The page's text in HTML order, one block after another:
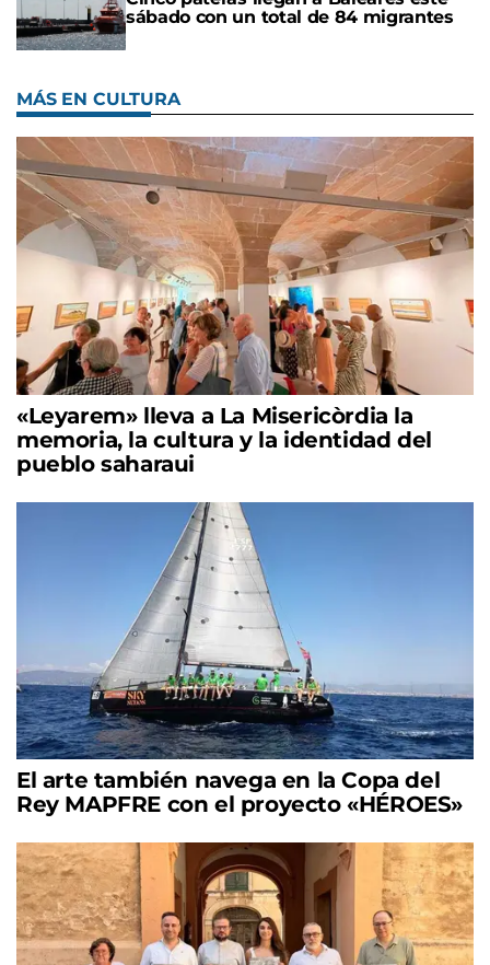
sábado con un total de 84 migrantes
MÁS EN CULTURA
«Leyarem» lleva a La Misericòrdia la
memoria, la cultura y la identidad del
pueblo saharaui
El arte también navega en la Copa del
Rey MAPFRE con el proyecto «HÉROES»